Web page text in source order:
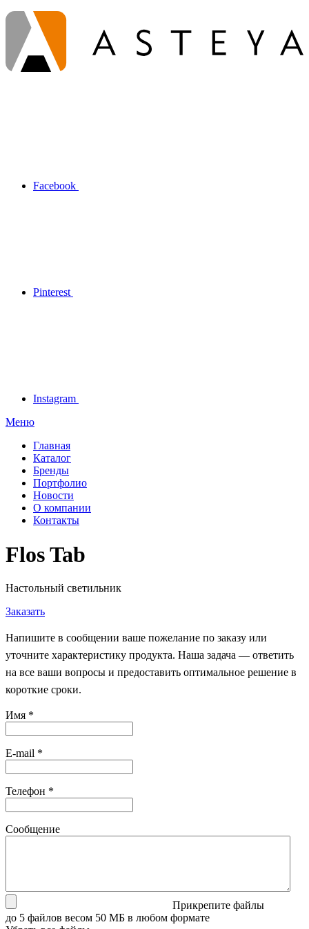
Facebook
Pinterest
Instagram
Меню
Главная
Каталог
Бренды
Портфолио
Новости
О компании
Контакты
Flos Tab
Настольный светильник
Заказать
Напишите в сообщении ваше пожелание по заказу или
уточните характеристику продукта. Наша задача — ответить
на все ваши вопросы и предоставить оптимальное решение в
короткие сроки.
Имя *
E-mail *
Телефон *
Сообщение
Прикрепите файлы
до 5 файлов весом 50 МБ в любом формате